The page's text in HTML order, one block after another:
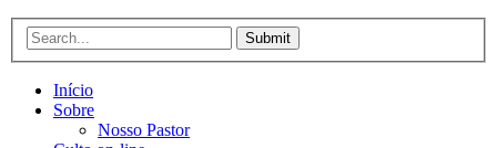
Submit
Início
Sobre
Nosso Pastor